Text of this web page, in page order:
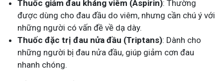
Thuốc giảm đau kháng viêm (Aspirin): Thường
được dùng cho đau đầu do viêm, nhưng cần chú ý với
những người có vấn đề về dạ dày.
Thuốc đặc trị đau nửa đầu (Triptans): Dành cho
những người bị đau nửa đầu, giúp giảm cơn đau
nhanh chóng.